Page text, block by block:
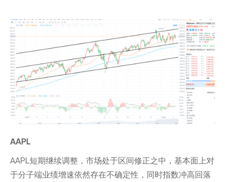
AAPL
AAPL短期继续调整，市场处于区间修正之中，基本面上对
于分子端业绩增速依然存在不确定性，同时指数冲高回落